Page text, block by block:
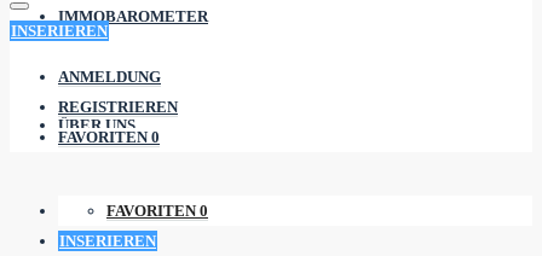
IMMOBAROMETER
ÜBER UNS
FAVORITEN 0
INSERIEREN
INSERIEREN
ANMELDUNG
REGISTRIEREN
FAVORITEN 0